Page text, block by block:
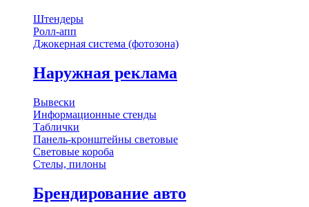
Штендеры
Ролл-апп
Джокерная система (фотозона)
Наружная реклама
Вывески
Информационные стенды
Таблички
Панель-кронштейны световые
Световые короба
Стелы, пилоны
Брендирование авто